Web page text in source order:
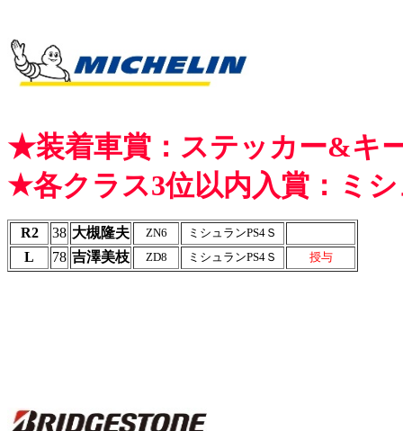
★装着車賞：ステッカー&キ
★各クラス3位以内入賞：ミ
R2 38 大槻隆夫 ZN6 ミシュランPS4Ｓ
L 78 吉澤美枝 ZD8 ミシュランPS4Ｓ 授与